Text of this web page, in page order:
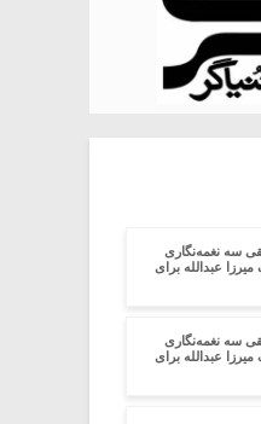
سه نغمه‌نگاری
عبدالله برای
سه نغمه‌نگاری
عبدالله برای